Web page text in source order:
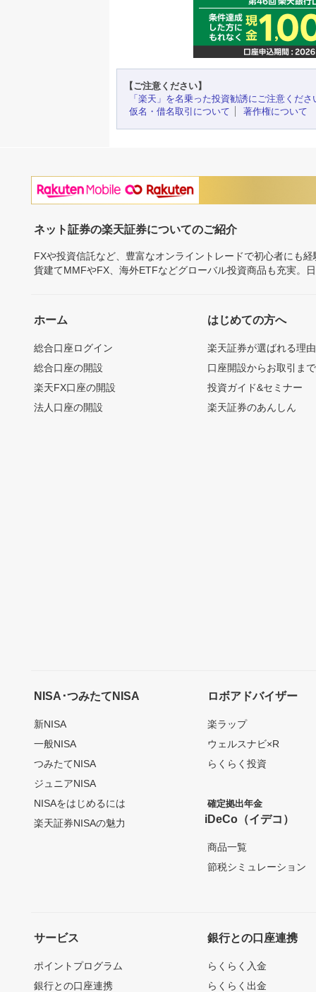
【ご注意ください】
「楽天」を名乗った投資勧誘にご注意くださ
仮名・借名取引について
著作権について
ネット証券の楽天証券についてのご紹介
FXや投資信託など、豊富なオンライントレードで初心者にも
貨建てMMFやFX、海外ETFなどグローバル投資商品も充実。
ホーム
総合口座ログイン
総合口座の開設
楽天FX口座の開設
法人口座の開設
はじめての方へ
楽天証券が選ばれる理由
口座開設からお取引ま
投資ガイド&セミナー
楽天証券のあんしん
NISA･つみたてNISA
新NISA
一般NISA
つみたてNISA
ジュニアNISA
NISAをはじめるには
楽天証券NISAの魅力
ロボアドバイザー
楽ラップ
ウェルスナビ×R
らくらく投資
確定拠出年金
iDeCo（イデコ）
商品一覧
節税シミュレーション
サービス
ポイントプログラム
銀行との口座連携
銀行との口座連携
らくらく入金
らくらく出金